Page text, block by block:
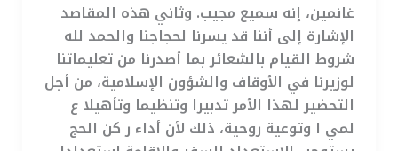
غانمين، إنه سميع مجيب. وثاني هذه المقاصد
الإشارة إلى أننا قد يسرنا لحجاجنا والحمد لله
شروط القيام بالشعائر بما أصدرنا من تعليماتنا
لوزيرنا في الأوقاف والشؤون الإسلامية، من أجل
التحضير لهذا الأمر تدبيرا وتنظيما وتأهيلا ع
لمي ا وتوعية روحية، ذلك لأن أداء ر كن الحج